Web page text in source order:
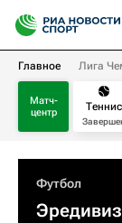
Главное Лига
Матч-
центр
Теннис
Футбол